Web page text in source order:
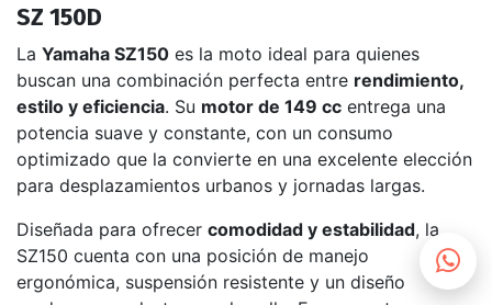
SZ 150D
La Yamaha SZ150 es la moto ideal para quienes
buscan una combinación perfecta entre rendimiento,
estilo y eficiencia. Su motor de 149 cc entrega una
potencia suave y constante, con un consumo
optimizado que la convierte en una excelente elección
para desplazamientos urbanos y jornadas largas.
Diseñada para ofrecer comodidad y estabilidad, la
SZ150 cuenta con una posición de manejo
ergonómica, suspensión resistente y un diseño